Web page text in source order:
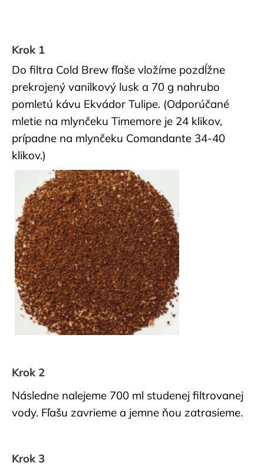
Krok 1
Do filtra Cold Brew fľaše vložíme pozdĺžne
prekrojený vanilkový lusk a 70 g nahrubo
pomletú kávu Ekvádor Tulipe. (Odporúčané
mletie na mlynčeku Timemore je 24 klikov,
prípadne na mlynčeku Comandante 34-40
klikov.)
Krok 2
Následne nalejeme 700 ml studenej filtrovanej
vody. Fľašu zavrieme a jemne ňou zatrasieme.
Krok 3
č
a
m
e
PREDNÁŠKA
A
CUPPING
50
€